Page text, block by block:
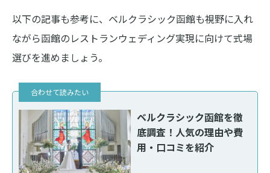
以下の記事も参考に、ベルクラシック函館も視野に入れ
ながら函館のレストランウェディング実現に向けて式場
選びを進めましょう。
ベルクラシック函館を徹
底調査！人気の理由や費
用・口コミを紹介